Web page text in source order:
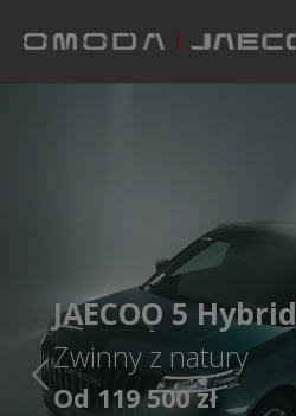
JAECOO 5 Hybrid
Zwinny z natury
Od 119 500 zł
Previous